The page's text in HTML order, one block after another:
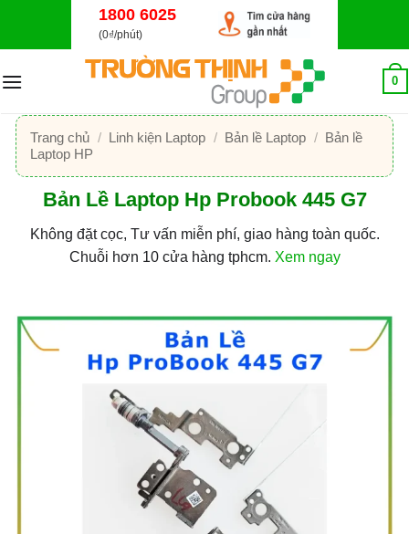
dung
1800 6025
(0₫/phút)
0
Trang chủ / Linh kiện Laptop / Bản lề Laptop / Bản lề
Laptop HP
Bản Lề Laptop Hp Probook 445 G7
Không đặt cọc, Tư vấn miễn phí, giao hàng toàn quốc.
Chuỗi hơn 10 cửa hàng tphcm. Xem ngay